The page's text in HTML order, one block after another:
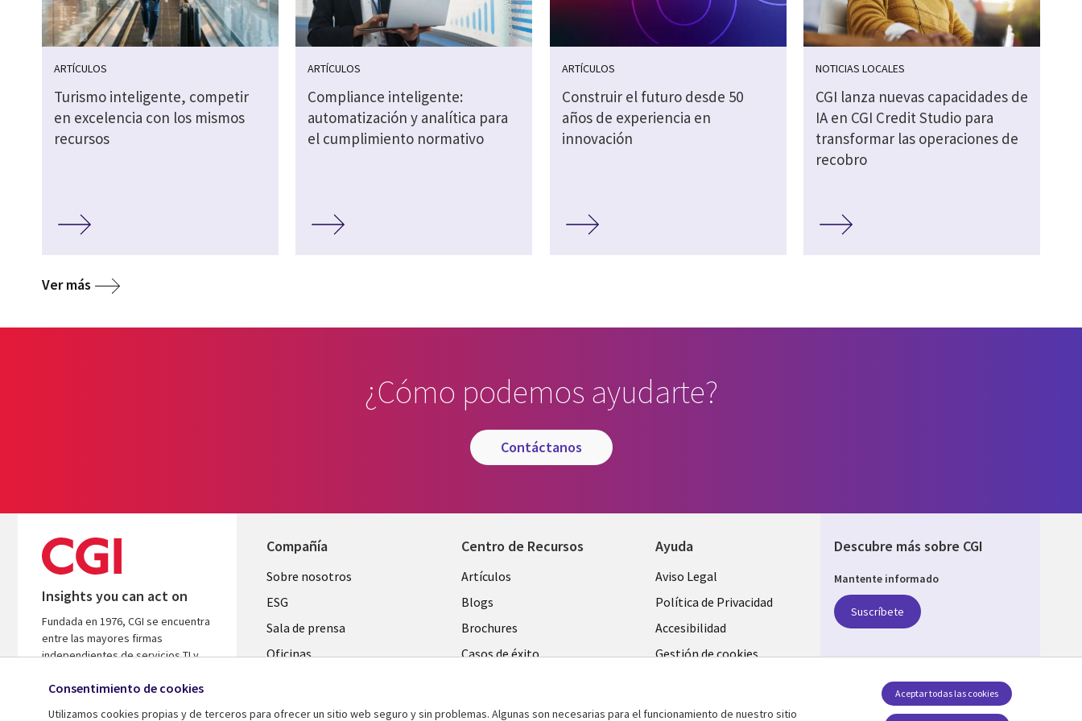
ARTÍCULOS
Turismo inteligente, competir
en excelencia con los mismos
recursos
ARTÍCULOS
Compliance inteligente:
automatización y analítica para
el cumplimiento normativo
ARTÍCULOS
Construir el futuro desde 50
años de experiencia en
innovación
NOTICIAS LOCALES
CGI lanza nuevas capacidades de
IA en CGI Credit Studio para
transformar las operaciones de
recobro
Ver más
¿Cómo podemos ayudarte?
contáctanos
Insights you can act on
Fundada en 1976, CGI se encuentra
entre las mayores firmas
independientes de servicios TI y
Nos basamos en conocimientos y
Compañía
Useful
links
SPAIN
Sobre nosotros
ESG
Sala de prensa
Oficinas
Centro de Recursos
Library
Links
SPAIN
Artículos
Blogs
Brochures
Casos de éxito
Ayuda
Legal
SPAIN
Aviso Legal
Política de Privacidad
Accesibilidad
Gestión de cookies
Descubre más sobre CGI
Mantente informado
Suscríbete
Síguenos en
Consentimiento de cookies
Utilizamos cookies propias y de terceros para ofrecer un sitio web seguro y sin problemas. Algunas son necesarias para el funcionamiento de nuestro sitio
Aceptar todas las cookies